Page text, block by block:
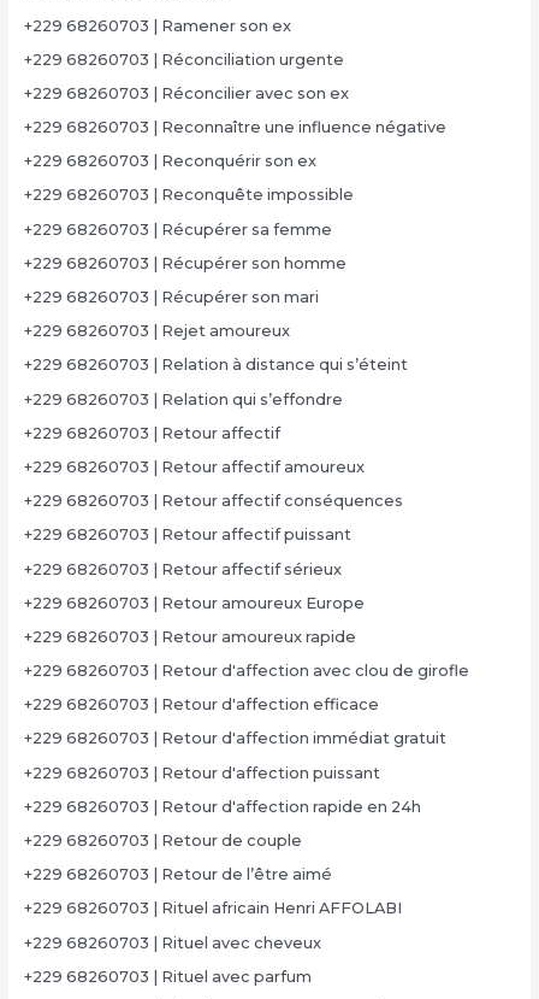
+229 68260703 | Ramener son ex
+229 68260703 | Réconciliation urgente
+229 68260703 | Réconcilier avec son ex
+229 68260703 | Reconnaître une influence négative
+229 68260703 | Reconquérir son ex
+229 68260703 | Reconquête impossible
+229 68260703 | Récupérer sa femme
+229 68260703 | Récupérer son homme
+229 68260703 | Récupérer son mari
+229 68260703 | Rejet amoureux
+229 68260703 | Relation à distance qui s’éteint
+229 68260703 | Relation qui s’effondre
+229 68260703 | Retour affectif
+229 68260703 | Retour affectif amoureux
+229 68260703 | Retour affectif conséquences
+229 68260703 | Retour affectif puissant
+229 68260703 | Retour affectif sérieux
+229 68260703 | Retour amoureux Europe
+229 68260703 | Retour amoureux rapide
+229 68260703 | Retour d'affection avec clou de girofle
+229 68260703 | Retour d'affection efficace
+229 68260703 | Retour d'affection immédiat gratuit
+229 68260703 | Retour d'affection puissant
+229 68260703 | Retour d'affection rapide en 24h
+229 68260703 | Retour de couple
+229 68260703 | Retour de l’être aimé
+229 68260703 | Rituel africain Henri AFFOLABI
+229 68260703 | Rituel avec cheveux
+229 68260703 | Rituel avec parfum